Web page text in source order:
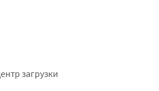
загрузки